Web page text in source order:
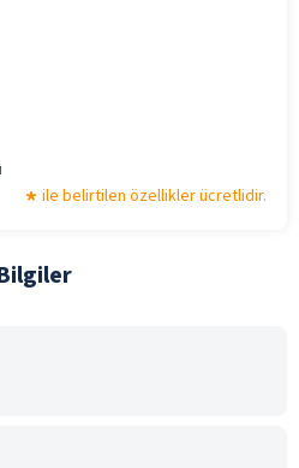
ile belirtilen özellikler ücretlidir.